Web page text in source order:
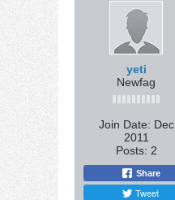
yeti
Newfag
Join Date: Dec
2011
Posts: 2
Share
Tweet